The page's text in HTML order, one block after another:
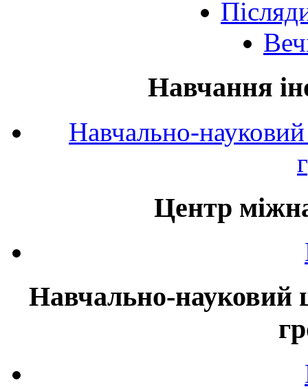
Навчання
Навчально-
Центр
Навчально-науковий